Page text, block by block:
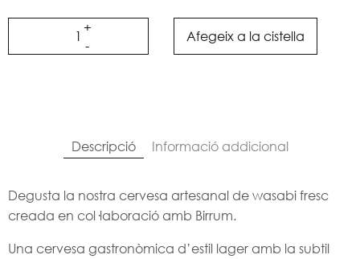
Afegeix a la cistella
Descripció Informació addicional
Degusta la nostra cervesa artesanal de wasabi fresc
creada en col·laboració amb Birrum.
Una cervesa gastronòmica d’estil lager amb la subtil